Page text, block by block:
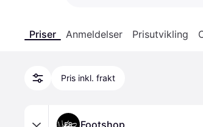
Priser Anmeldelser Prisutvikling
Pris inkl. frakt
Footshop